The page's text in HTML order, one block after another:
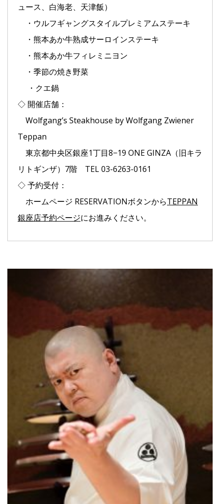
ュース、白海老、天津飯）
・ウルフギャングスタイルプレミアムステーキ
・熊本あか牛熟成サーロインステーキ
・熊本あか牛フィレミニヨン
・季節の焼き野菜
・クエ鍋
◇ 開催店舗：
Wolfgang’s Steakhouse by Wolfgang Zwiener
Teppan
東京都中央区銀座1丁目8−19 ONE GINZA（旧キラ
リトギンザ）7階 TEL 03-6263-0161
◇ 予約受付：
ホームページ RESERVATIONボタンからTEPPAN
銀座店予約ページにお進みください。